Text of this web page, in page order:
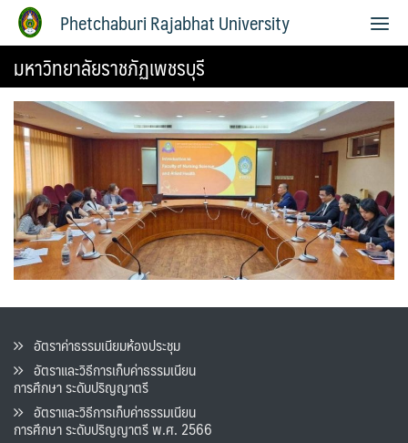
Phetchaburi Rajabhat University
มหาวิทยาลัยราชภัฏเพชรบุรี
อัตราค่าธรรมเนียมห้องประชุม
อัตราและวิธีการเก็บค่าธรรมเนียน
การศึกษา ระดับปริญญาตรี
อัตราและวิธีการเก็บค่าธรรมเนียน
การศึกษา ระดับปริญญาตรี พ.ศ. 2566